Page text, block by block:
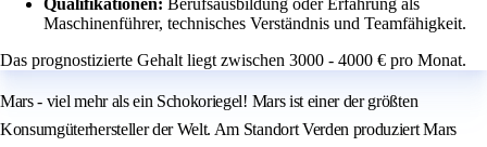
Qualifikationen: Berufsausbildung oder Erfahrung als
Maschinenführer, technisches Verständnis und Teamfähigkeit.
Das prognostizierte Gehalt liegt zwischen 3000 - 4000 € pro Monat.
Mars - viel mehr als ein Schokoriegel! Mars ist einer der größten
Konsumgüterhersteller der Welt. Am Standort Verden produziert Mars